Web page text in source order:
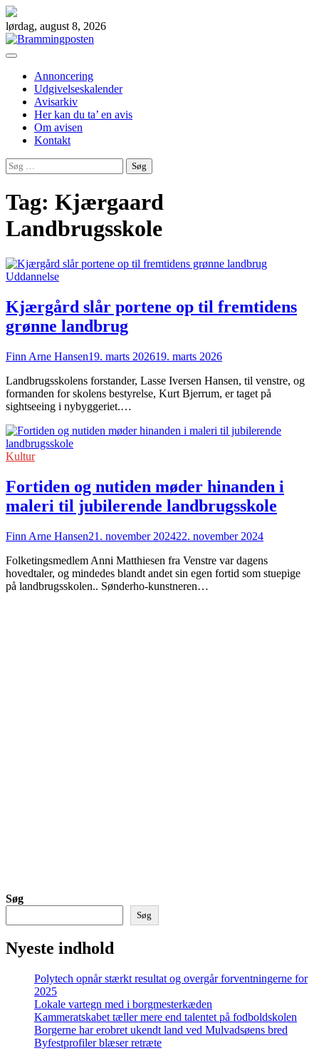
Skip
to
content
lørdag, august 8, 2026
Annoncering
Udgivelseskalender
Avisarkiv
Her kan du ta’ en avis
Om avisen
Kontakt
Søg
efter:
Tag: Kjærgaard
Landbrugsskole
Uddannelse
Kjærgård slår portene op til fremtidens
grønne landbrug
Finn Arne Hansen19. marts 202619. marts 2026
Landbrugsskolens forstander, Lasse Iversen Hansen, til venstre, og
formanden for skolens bestyrelse, Kurt Bjerrum, er taget på
sightseeing i nybyggeriet.…
Kultur
Fortiden og nutiden møder hinanden i
maleri til jubilerende landbrugsskole
Finn Arne Hansen21. november 202422. november 2024
Folketingsmedlem Anni Matthiesen fra Venstre var dagens
hovedtaler, og mindedes blandt andet sin egen fortid som stuepige
på landbrugsskolen.. Sønderho-kunstneren…
Søg
Søg
Nyeste indhold
Polytech opnår stærkt resultat og overgår forventningerne for
2025
Lokale vartegn med i borgmesterkæden
Kammeratskabet tæller mere end talentet på fodboldskolen
Borgerne har erobret ukendt land ved Mulvadsøens bred
Byfestprofiler blæser retræte